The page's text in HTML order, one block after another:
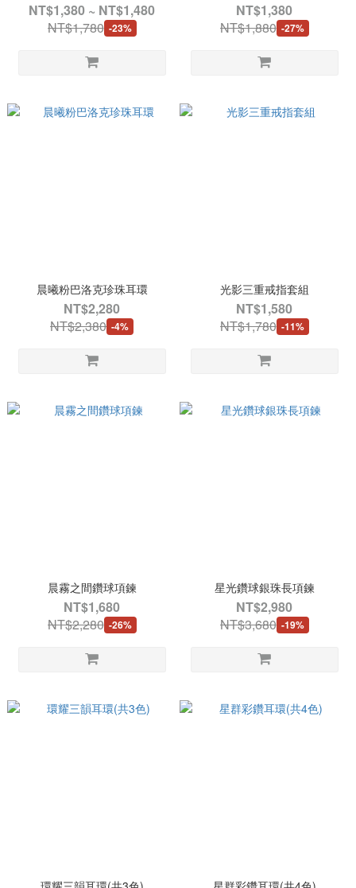
NT$1,380 ~ NT$1,480
NT$1,780 -23%
NT$1,380
NT$1,880 -27%
晨曦粉巴洛克珍珠耳環
NT$2,280
NT$2,380 -4%
光影三重戒指套組
NT$1,580
NT$1,780 -11%
晨霧之間鑽球項鍊
NT$1,680
NT$2,280 -26%
星光鑽球銀珠長項鍊
NT$2,980
NT$3,680 -19%